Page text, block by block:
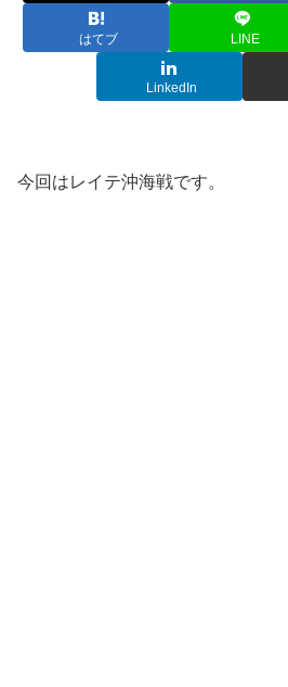
はてブ LINE
LinkedIn
今回はレイテ沖海戦です。